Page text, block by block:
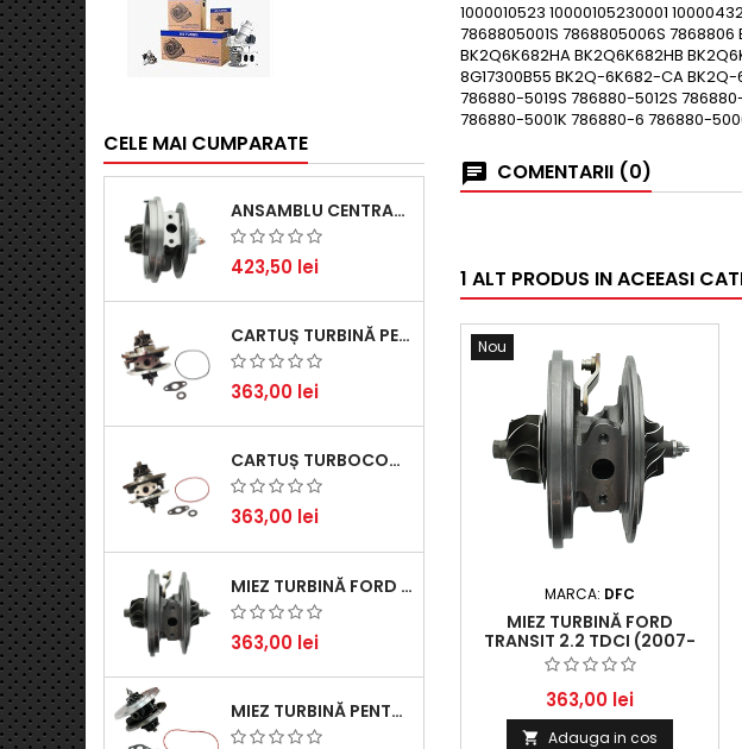
CELE MAI CUMPARATE
ANSAMBLU CENTRAL TURBINĂ PENTRU BMW SERIA 3, SERIA 5 ȘI X3 - PERFORMANȚĂ ȘI FIABILITATE
423,50 lei
CARTUȘ TURBINĂ PENTRU AUDI A4, A6, SKODA SUPERB ȘI VW PASSAT, MOTOR DIESEL 1.9 TDI
363,00 lei
CARTUȘ TURBOCOMPRESOR PENTRU VW, AUDI, SEAT, SKODA - MOTOR DIESEL 2.0 TDI
363,00 lei
MIEZ TURBINĂ FORD TRANSIT 2.2 TDCI (2007-2016)
363,00 lei
MIEZ TURBINĂ PENTRU CITROËN, FORD, MAZDA, MINI, PEUGEOT ȘI VOLVO - MOTORIZĂRI 1.6 HDI ȘI 1.6 D
1000010523 10000105230001
7868805001S 7868805006S 7868806
BK2Q6K682HA BK2Q6K682HB
8G17300B55 BK2Q-6K682-CA
786880-5019S 786880-5012S
786880-5001K 786880-6 786880-
COMENTARII (0)
1 ALT PRODUS IN ACEEASI
Nou
MARCA: DFC
MIEZ TURBINĂ FORD
TRANSIT 2.2 TDCI (2007-
2016)
363,00 lei
 Adauga in cos